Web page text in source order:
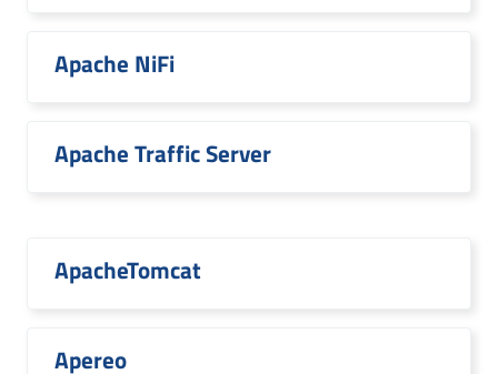
Apache NiFi
Apache Traffic Server
ApacheTomcat
Apereo